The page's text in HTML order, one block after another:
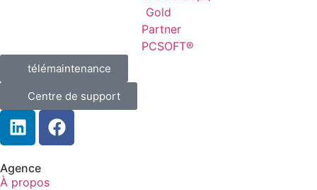
télémaintenance
Centre de support
Agence
À propos